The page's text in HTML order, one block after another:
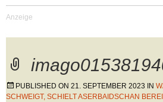
PUBLISHED ON 21. SEPTEMBER 2023 IN
SCHWEIGT, SCHIELT ASERBAIDSCHAN